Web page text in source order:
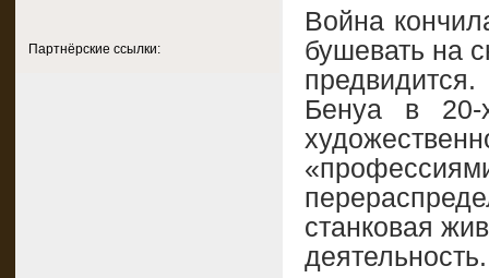
Война
бушевать на
Бенуа в 20-
станковая
Партнёрские ссылки: